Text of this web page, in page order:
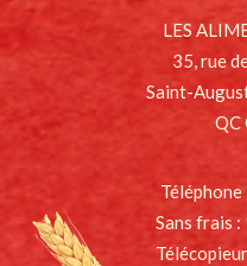
LES
35, rue
Saint-
QC
Sans frais